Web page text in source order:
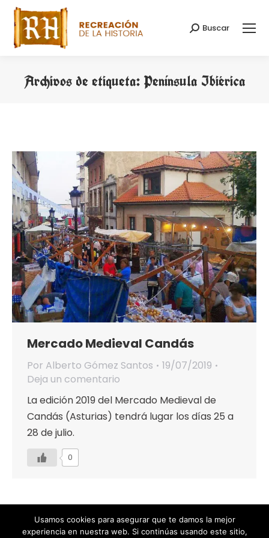
Buscar:
Buscar
Archivos de etiqueta: Península Ibiérica
Mercado Medieval Candás
Por Alberto Gómez Santos
19/07/2019
Deja un comentario
La edición 2019 del Mercado Medieval de
Candás (Asturias) tendrá lugar los días 25 a
28 de julio.
0
Usamos cookies para asegurar que te damos la mejor
experiencia en nuestra web. Si continúas usando este sitio,